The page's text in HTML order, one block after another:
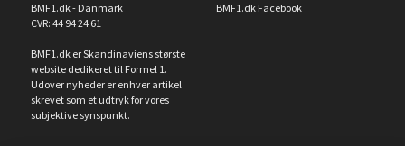
BMF1.dk - Danmark
CVR: 44 94 24 61
BMF1.dk er Skandinaviens største
website dedikeret til Formel 1.
Udover nyheder er enhver artikel
skrevet som et udtryk for vores
subjektive synspunkt.
BMF1.dk Facebook